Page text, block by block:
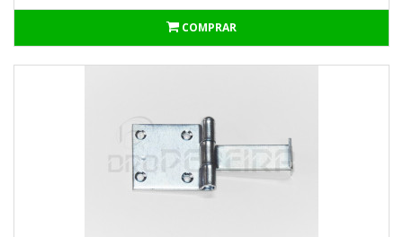
COMPRAR